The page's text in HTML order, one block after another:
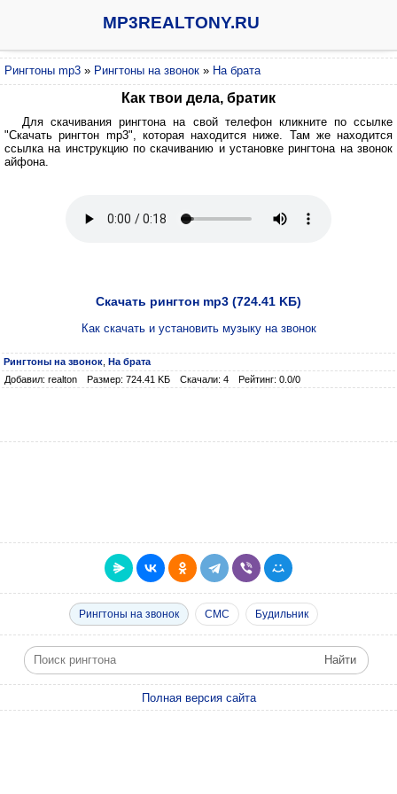
MP3REALTONY.RU
Рингтоны mp3 » Рингтоны на звонок » На брата
Как твои дела, братик
Для скачивания рингтона на свой телефон кликните по ссылке
"Скачать рингтон mp3", которая находится ниже. Там же находится
ссылка на инструкцию по скачиванию и установке рингтона на звонок
айфона.
Скачать рингтон mp3 (724.41 KБ)
Как скачать и установить музыку на звонок
Рингтоны на звонок На брата
Добавил: realton
Размер: 724.41 KБ Скачали: 4 Рейтинг: 0.0/0
Рингтоны на звонок СМС Будильник
Полная версия сайта